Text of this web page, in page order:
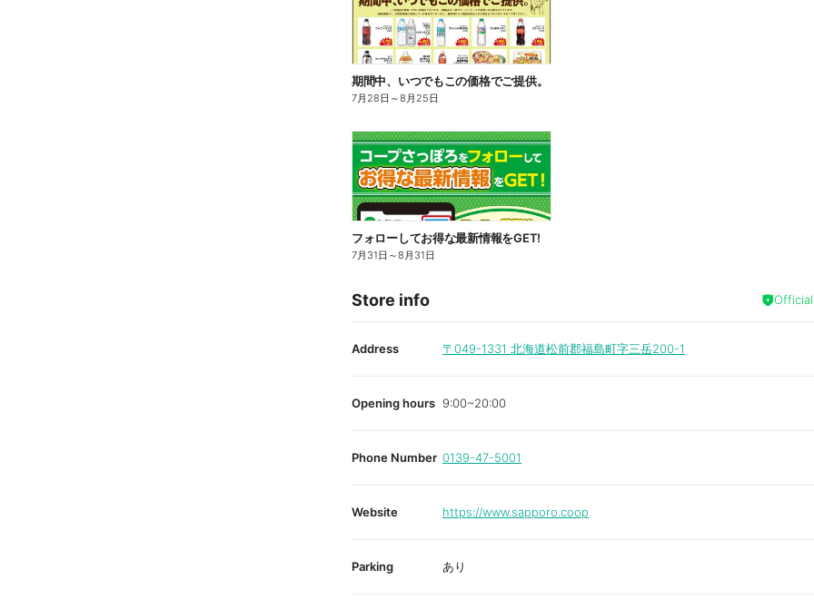
期間中、いつでもこの価格でご提供。
7月28日 ～8月25日
フォローしてお得な最新情報をGET!
7月31日 ～8月31日
Store info
Address 〒049-1331 北海道松前郡福島町字三岳200-1
Opening hours 9:00~20:00
Phone Number 0139-47-5001
Website https://www.sapporo.coop
Parking あり